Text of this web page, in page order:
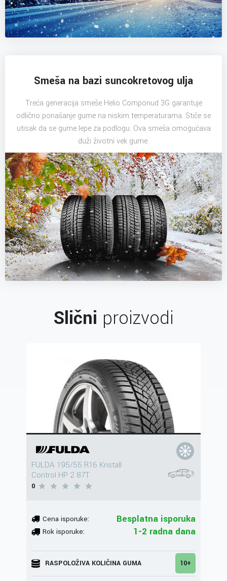
Smeša na bazi suncokretovog ulja
Treća generacija smeše Helio Componud 3G garantuje
odlično ponašanje gume na niskim temperaturama. Stiče se
utisak da se gume lepe za podlogu. Ova smeša omogućava
duži životni vek gume.
Slični proizvodi
FULDA 195/55 R16 Kristall
Control HP 2 87T
0
Cena isporuke: Besplatna isporuka
Rok isporuke: 1-2 radna dana
RASPOLOŽIVA KOLIČINA GUMA 10+